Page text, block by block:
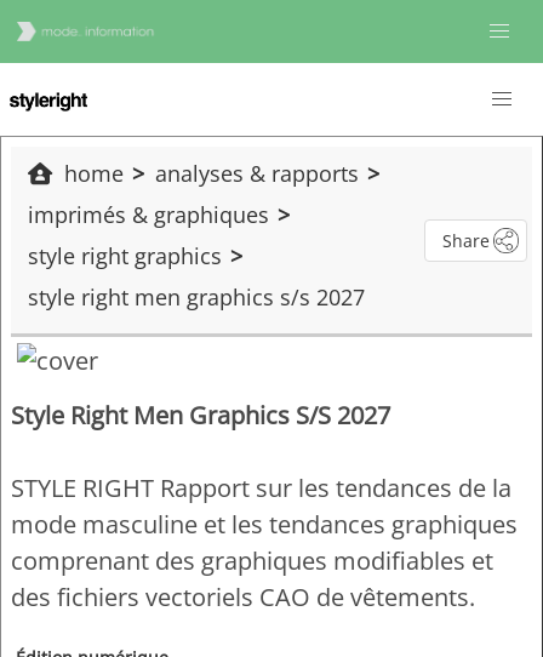
home
analyses & rapports
imprimés & graphiques
style right graphics
style right men graphics s/s 2027
Share
Style Right Men Graphics S/S 2027
STYLE RIGHT Rapport sur les tendances de la
mode masculine et les tendances graphiques
comprenant des graphiques modifiables et
des fichiers vectoriels CAO de vêtements.